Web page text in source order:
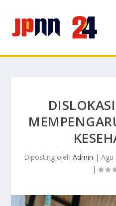
Diposting oleh Admin | Agu
|